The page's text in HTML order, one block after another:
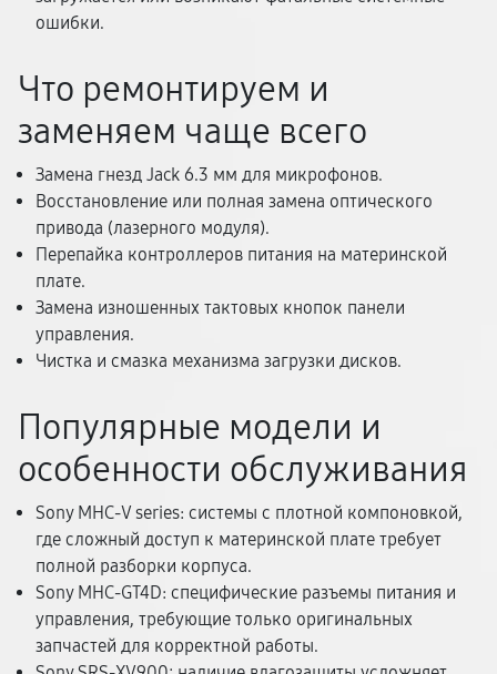
ошибки.
Что ремонтируем и
заменяем чаще всего
Замена гнезд Jack 6.3 мм для микрофонов.
Восстановление или полная замена оптического
привода (лазерного модуля).
Перепайка контроллеров питания на материнской
плате.
Замена изношенных тактовых кнопок панели
управления.
Чистка и смазка механизма загрузки дисков.
Популярные модели и
особенности обслуживания
Sony MHC-V series: системы с плотной компоновкой,
где сложный доступ к материнской плате требует
полной разборки корпуса.
Sony MHC-GT4D: специфические разъемы питания и
управления, требующие только оригинальных
запчастей для корректной работы.